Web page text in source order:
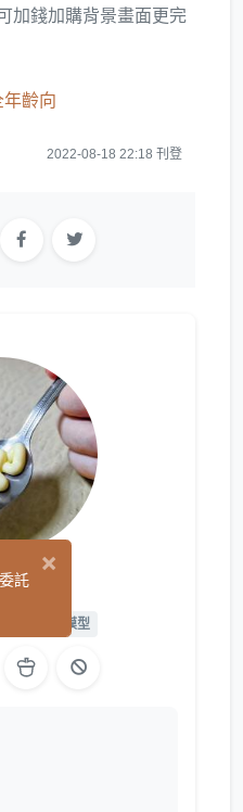
加錢加購背景畫面更完
年齡向
2022-08-18 22:18 刊登
(2)
L2D 模型
×
託